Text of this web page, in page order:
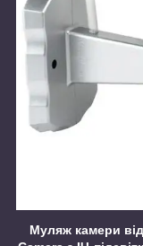
Муляж камери